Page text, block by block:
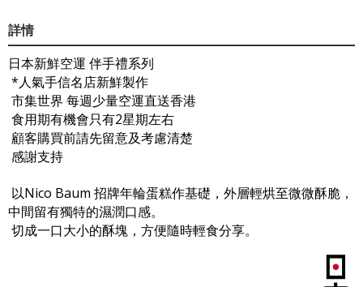
詳情
日本新鮮空運 伴手禮系列
*人氣手信名店新鮮製作
市集世界 每週少量空運直送香港
食用期有機會只有2星期左右
顧客購買前請先留意及考慮清楚
感謝支持
以Nico Baum 招牌年輪蛋糕作基礎，外層輕烘至微微酥脆，
中間留有獨特的濕潤口感。
切成一口大小的酥塊，方便隨時輕食分享。